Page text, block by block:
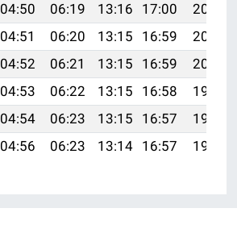
04:50 06:19 13:16 17:00
20:02
04:51 06:20 13:15 16:59
20:01
04:52 06:21 13:15 16:59
20:00
04:53 06:22 13:15 16:58
19:58
04:54 06:23 13:15 16:57
19:57
04:56 06:23 13:14 16:57 19:55